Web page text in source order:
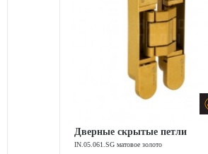
Дверные скрытые петли
IN.05.061.SG матовое золото